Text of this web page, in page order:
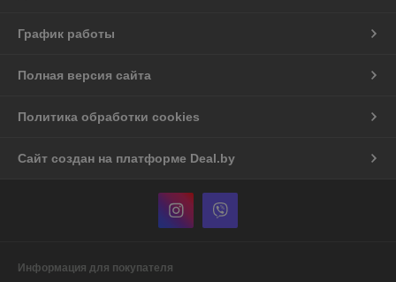
График работы
Полная версия сайта
Политика обработки cookies
Сайт создан на платформе Deal.by
Информация для покупателя